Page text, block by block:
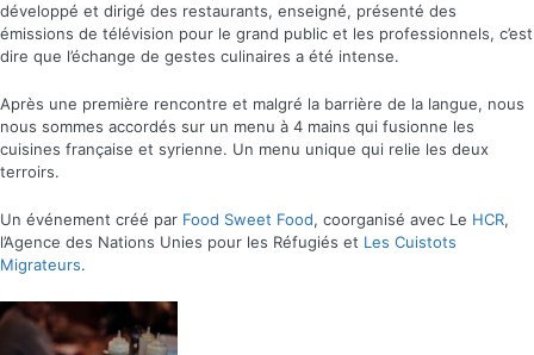
développé et dirigé des restaurants, enseigné, présenté des
émissions de télévision pour le grand public et les professionnels, c’est
dire que l’échange de gestes culinaires a été intense.
Après une première rencontre et malgré la barrière de la langue, nous
nous sommes accordés sur un menu à 4 mains qui fusionne les
cuisines française et syrienne. Un menu unique qui relie les deux
terroirs.
Un événement créé par Food Sweet Food, coorganisé avec Le HCR,
l’Agence des Nations Unies pour les Réfugiés et Les Cuistots
Migrateurs.